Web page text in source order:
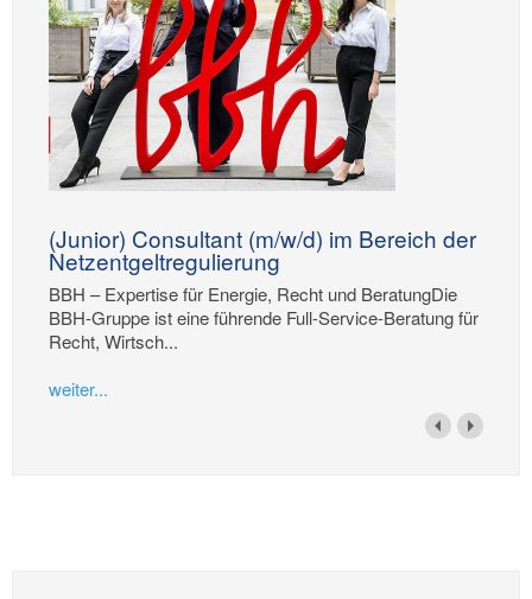
(Junior) Consultant (m/w/d) im Bereich der
Netzentgeltregulierung
BBH – Expertise für Energie, Recht und BeratungDie
BBH-Gruppe ist eine führende Full-Service-Beratung für
Recht, Wirtsch...
weiter...